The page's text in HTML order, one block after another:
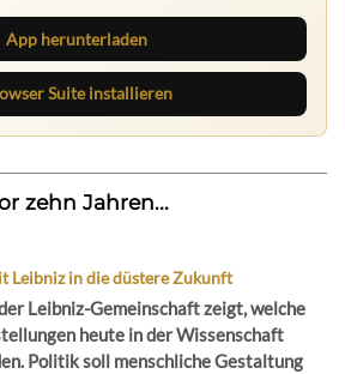
App herunterladen
Suite installieren
zehn Jahren...
Leibniz in die düstere Zukunft
Leibniz-Gemeinschaft zeigt, welche
heute in der Wissenschaft
Politik soll menschliche Gestaltung